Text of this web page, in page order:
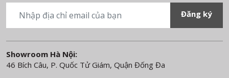
Showroom Hà Nội:
46 Bích Câu, P. Quốc Tử Giám, Quận Đống Đa